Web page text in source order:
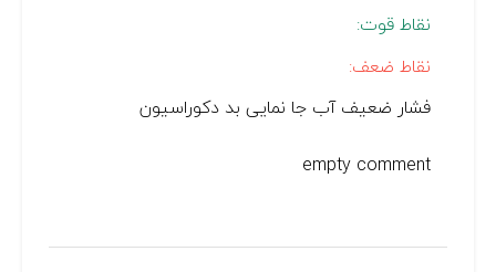
نقاط قوت:
نقاط ضعف:
فشار ضعیف آب جا نمایی بد دکوراسیون
empty comment